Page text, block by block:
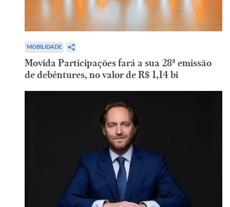
MOBILIDADE
Movida Participações fará a sua 28ª emissão
de debêntures, no valor de R$ 1,14 bi